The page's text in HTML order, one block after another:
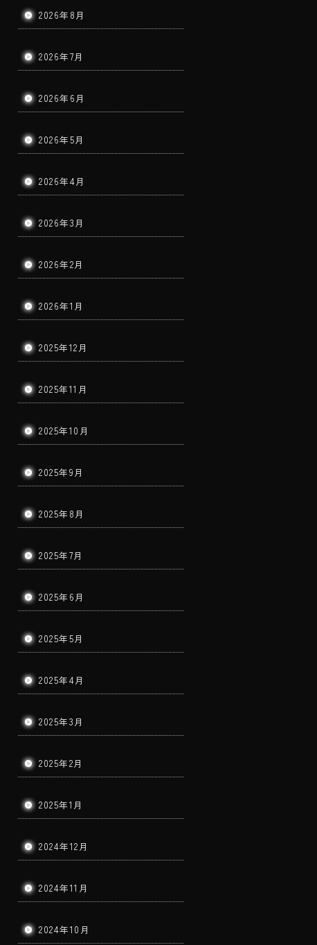
2026年8月
2026年7月
2026年6月
2026年5月
2026年4月
2026年3月
2026年2月
2026年1月
2025年12月
2025年11月
2025年10月
2025年9月
2025年8月
2025年7月
2025年6月
2025年5月
2025年4月
2025年3月
2025年2月
2025年1月
2024年12月
2024年11月
2024年10月